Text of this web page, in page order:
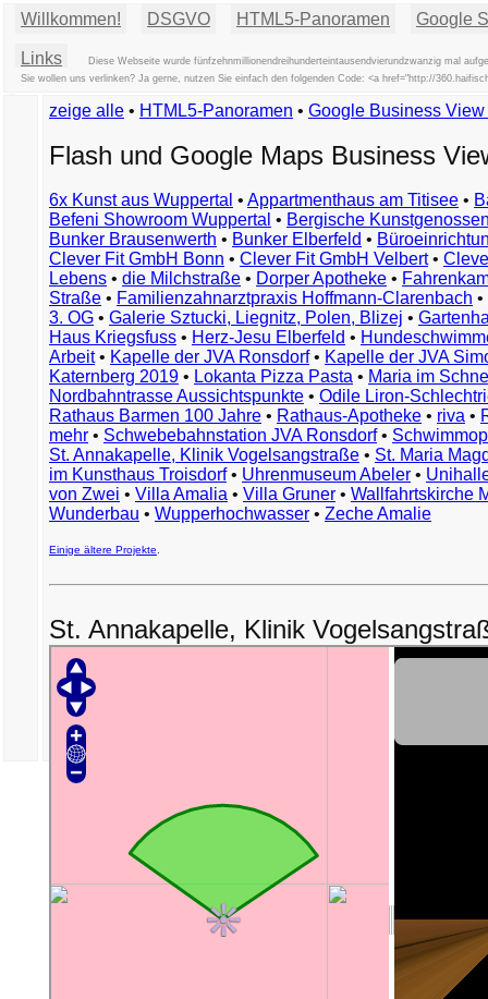
Willkommen! DSGVO HTML5-Panoramen Google
Links
Diese Webseite wurde fünfzehnmillionendreihunderteintausendvierundzwanzig mal
Sie wollen uns verlinken? Ja gerne, nutzen Sie einfach den folgenden Code: <a href="http://
zeige alle • HTML5-Panoramen • Google Business
Flash und Google Maps Business
6x Kunst aus Wuppertal • Appartmenthaus am Titisee •
Befeni Showroom Wuppertal • Bergische
Bunker Brausenwerth • Bunker Elberfeld •
Clever Fit GmbH Bonn • Clever Fit GmbH Velbert•
Lebens • die Milchstraße • Dorper Apotheke •
Straße • Familienzahnarztpraxis Hoffmann-Clarenbach •
3. OG • Galerie Sztucki, Liegnitz, Polen, Blizej •
Haus Kriegsfuss • Herz-Jesu Elberfeld •
Arbeit• Kapelle der JVA Ronsdorf• Kapelle der JVA
Katernberg 2019 • Lokanta Pizza Pasta • Maria im
Nordbahntrasse Aussichtspunkte • Odile Liron-
Rathaus Barmen 100 Jahre • Rathaus-Apotheke • riva •
mehr • Schwebebahnstation JVA Ronsdorf•
St. Annakapelle, Klinik Vogelsangstraße • St. Maria
im Kunsthaus Troisdorf• Uhrenmuseum Abeler •
von Zwei • Villa Amalia • Villa Gruner • Wallfahrtskirche
Wunderbau • Wupperhochwasser • Zeche Amalie
Einige ältere Projekte
St. Annakapelle, Klinik